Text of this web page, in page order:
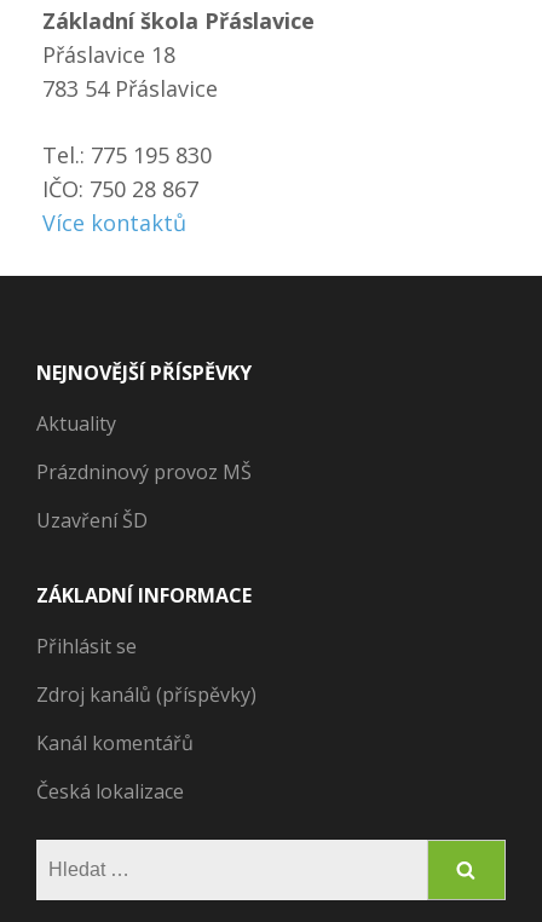
Základní škola Přáslavice
Přáslavice 18
783 54 Přáslavice
Tel.: 775 195 830
IČO: 750 28 867
Více kontaktů
NEJNOVĚJŠÍ PŘÍSPĚVKY
Aktuality
Prázdninový provoz MŠ
Uzavření ŠD
ZÁKLADNÍ INFORMACE
Přihlásit se
Zdroj kanálů (příspěvky)
Kanál komentářů
Česká lokalizace